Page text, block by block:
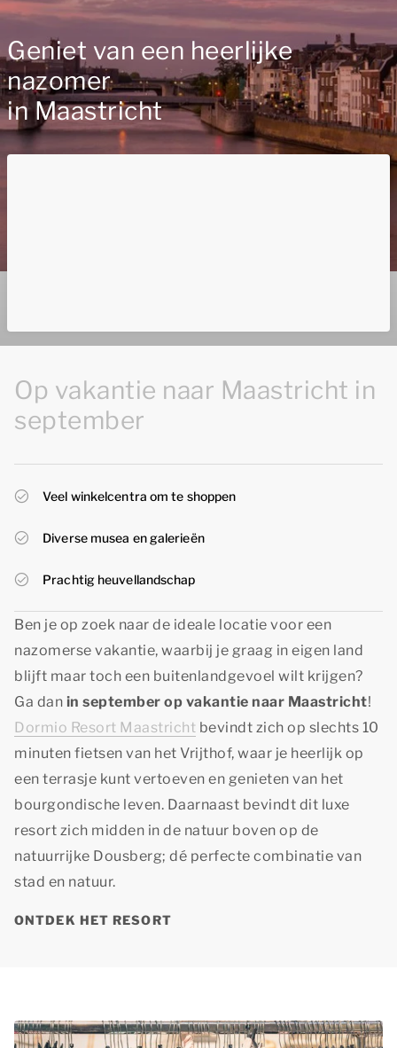
Geniet van een heerlijke
nazomer
in Maastricht
Op vakantie naar Maastricht in
september
Veel winkelcentra om te shoppen
Diverse musea en galerieën
Prachtig heuvellandschap
Ben je op zoek naar de ideale locatie voor een
nazomerse vakantie, waarbij je graag in eigen land
blijft maar toch een buitenlandgevoel wilt krijgen?
Ga dan in september op vakantie naar Maastricht!
Dormio Resort Maastricht bevindt zich op slechts 10
minuten fietsen van het Vrijthof, waar je heerlijk op
een terrasje kunt vertoeven en genieten van het
bourgondische leven. Daarnaast bevindt dit luxe
resort zich midden in de natuur boven op de
natuurrijke Dousberg; dé perfecte combinatie van
stad en natuur.
ONTDEK HET RESORT